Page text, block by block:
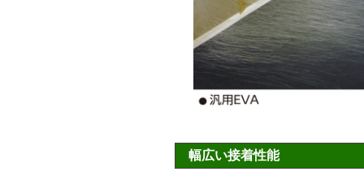
幅広い接着性能